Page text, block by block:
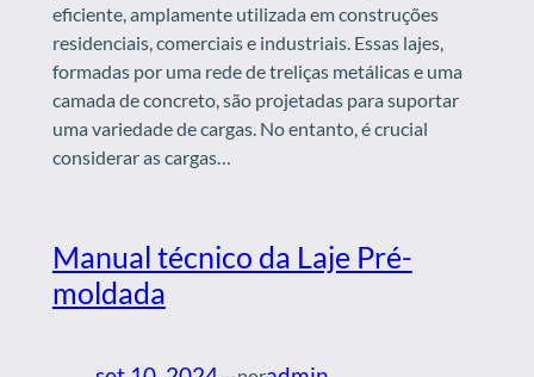
eficiente, amplamente utilizada em construções
residenciais, comerciais e industriais. Essas lajes,
formadas por uma rede de treliças metálicas e uma
camada de concreto, são projetadas para suportar
uma variedade de cargas. No entanto, é crucial
considerar as cargas…
Manual técnico da Laje Pré-
moldada